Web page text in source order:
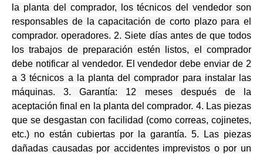
la planta del comprador, los técnicos del vendedor son
responsables de la capacitación de corto plazo para el
comprador. operadores. 2. Siete días antes de que todos
los trabajos de preparación estén listos, el comprador
debe notificar al vendedor. El vendedor debe enviar de 2
a 3 técnicos a la planta del comprador para instalar las
máquinas.3. Garantía: 12 meses después de la
aceptación final en la planta del comprador. 4. Las piezas
que se desgastan con facilidad (como correas, cojinetes,
etc.) no están cubiertas por la garantía. 5. Las piezas
dañadas causadas por accidentes imprevistos o por un